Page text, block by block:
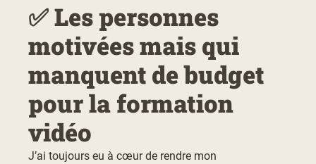
✅ Les personnes
motivées mais qui
manquent de budget
pour la formation
vidéo
J’ai toujours eu à cœur de rendre mon